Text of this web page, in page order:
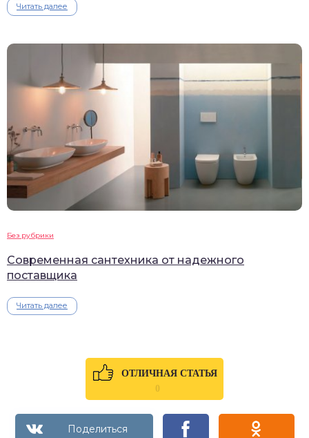
Читать далее
Без рубрики
Современная сантехника от надежного
поставщика
Читать далее
ОТЛИЧНАЯ СТАТЬЯ
0